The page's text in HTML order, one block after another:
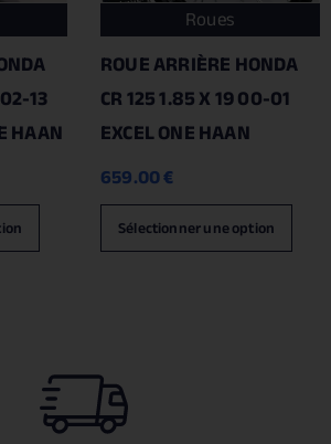
13
HAAN
Roues
ROUE ARRIÈRE HONDA
CR 125 1.85 X 19 00-01
EXCEL ONE HAAN
659.00€
Sélectionner une option